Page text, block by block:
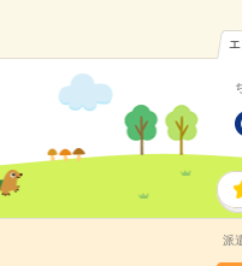
派